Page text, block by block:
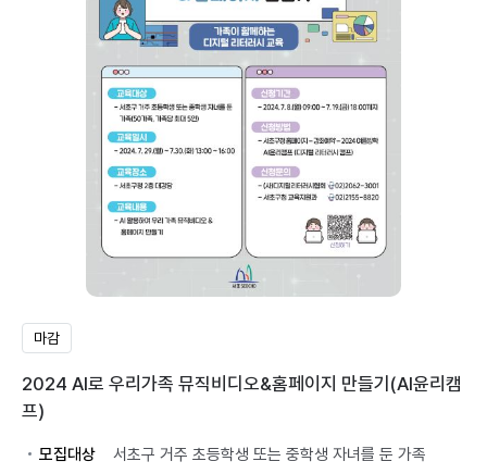
마감
2024 AI로 우리가족 뮤직비디오&홈페이지 만들기(AI윤리캠
프)
모집대상
서초구 거주 초등학생 또는 중학생 자녀를 둔 가족